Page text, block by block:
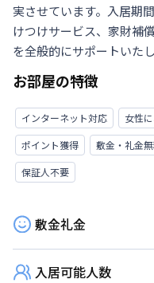
実させています。入居期
けつけサービス、家財補
を全般的にサポートいたし
お部屋の特徴
インターネット対応 女性
ポイント獲得
敷金・礼金
保証人不要
敷金礼金
入居可能人数